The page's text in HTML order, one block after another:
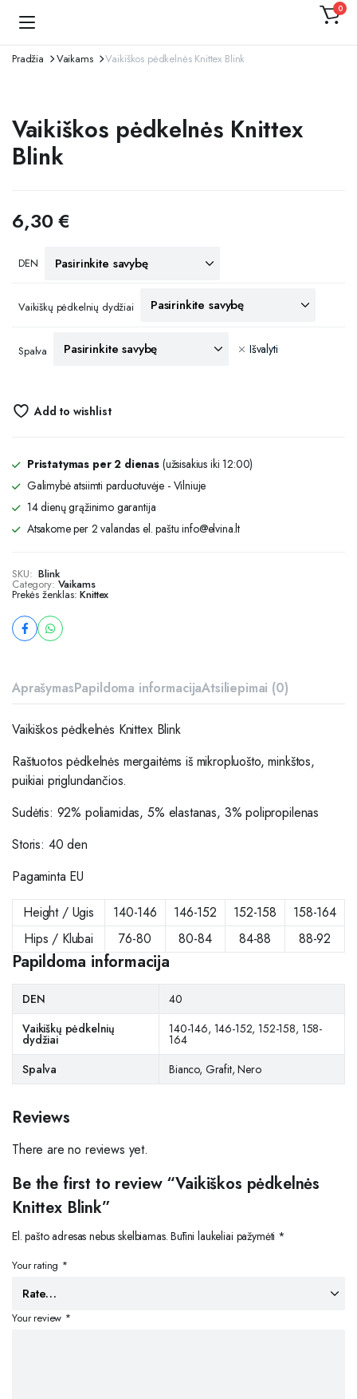
0
Pradžia Vaikams Vaikiškos pėdkelnės Knittex Blink
Vaikiškos pėdkelnės Knittex
Blink
6,30€
DEN
Vaikiškų pėdkelnių dydžiai
Spalva Išvalyti
Add to wishlist
Pristatymas per 2 dienas (užsisakius iki 12:00)
Galimybė atsiimti parduotuvėje - Vilniuje
14 dienų grąžinimo garantija
Atsakome per 2 valandas el. paštu info@elvina.lt
SKU: Blink
Category: Vaikams
Prekės ženklas:Knittex
AprašymasPapildoma informacijaAtsiliepimai (0)
Vaikiškos pėdkelnės Knittex Blink
Raštuotos pėdkelnės mergaitėms iš mikropluošto, minkštos,
puikiai priglundančios.
Sudėtis: 92% poliamidas, 5% elastanas, 3% polipropilenas
Storis: 40 den
Pagaminta EU
Height / Ugis
140-146 146-152 152-158
158-164
Hips / Klubai
76-80 80-84 84-88 88-92
Papildoma informacija
DEN
40
Vaikiškų pėdkelnių
dydžiai
140-146, 146-152, 152-158, 158-
164
Spalva
Bianco, Grafit, Nero
Reviews
There are no reviews yet.
Be the first to review “Vaikiškos pėdkelnės
Knittex Blink”
El. pašto adresas nebus skelbiamas. Būtini laukeliai pažymėti *
Your rating *
Your review *